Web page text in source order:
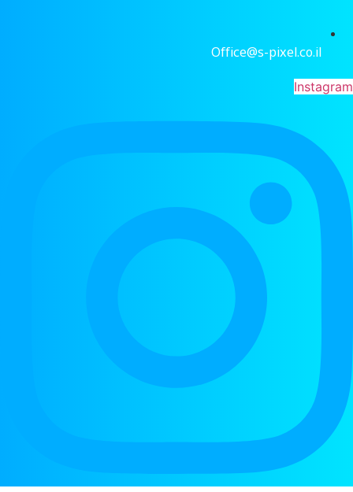
Office@s-pixel.co.il
Instagram